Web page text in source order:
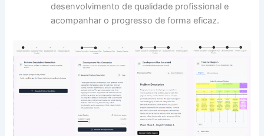
desenvolvimento de qualidade profissional e
acompanhar o progresso de forma eficaz.